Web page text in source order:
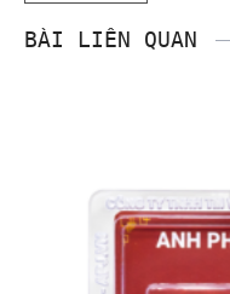
BÀI LIÊN QUAN